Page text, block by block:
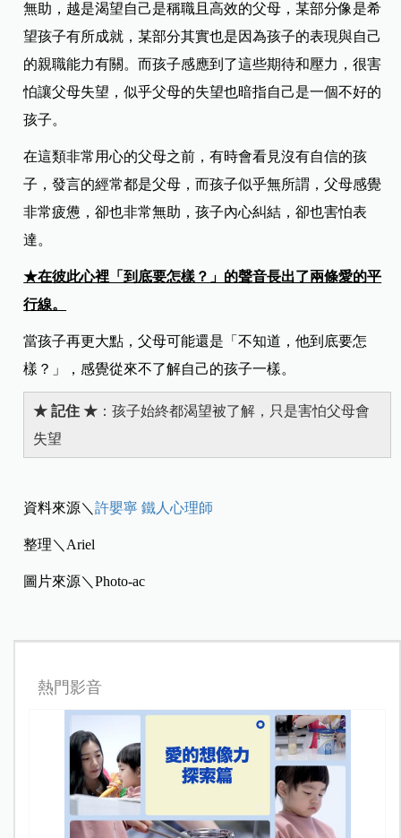
無助，越是渴望自己是稱職且高效的父母，某部分像是希
望孩子有所成就，某部分其實也是因為孩子的表現與自己
的親職能力有關。而孩子感應到了這些期待和壓力，很害
怕讓父母失望，似乎父母的失望也暗指自己是一個不好的
孩子。
在這類非常用心的父母之前，有時會看見沒有自信的孩
子，發言的經常都是父母，而孩子似乎無所謂，父母感覺
非常疲憊，卻也非常無助，孩子內心糾結，卻也害怕表
達。
★在彼此心裡「到底要怎樣？」的聲音長出了兩條愛的平
行線。
當孩子再更大點，父母可能還是「不知道，他到底要怎
樣？」，感覺從來不了解自己的孩子一樣。
★ 記住 ★ ：孩子始終都渴望被了解， 只是害怕父母會
失望
資料來源＼許嬰寧 鐵人心理師
整理＼Ariel
圖片來源＼Photo-ac
熱門影音